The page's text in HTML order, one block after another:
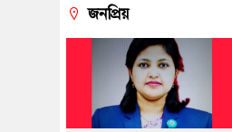
জনপ্রিয়